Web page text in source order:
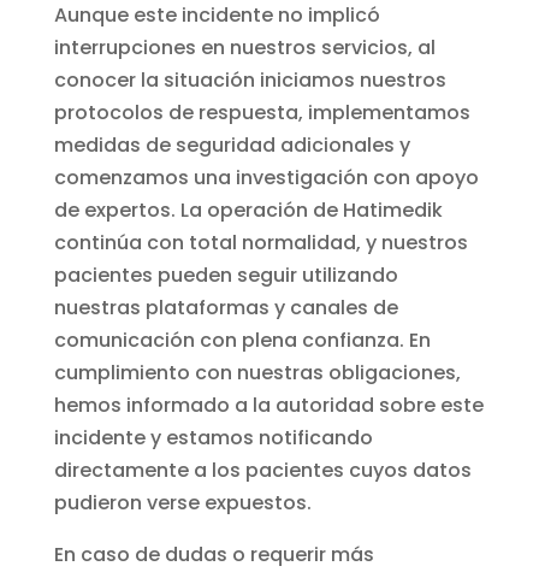
Aunque este incidente no implicó
interrupciones en nuestros servicios, al
conocer la situación iniciamos nuestros
protocolos de respuesta, implementamos
medidas de seguridad adicionales y
comenzamos una investigación con apoyo
de expertos. La operación de Hatimedik
continúa con total normalidad, y nuestros
pacientes pueden seguir utilizando
nuestras plataformas y canales de
comunicación con plena confianza. En
cumplimiento con nuestras obligaciones,
hemos informado a la autoridad sobre este
incidente y estamos notificando
directamente a los pacientes cuyos datos
pudieron verse expuestos.
En caso de dudas o requerir más